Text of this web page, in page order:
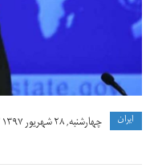
ايران چهارشنبه, ۲۸ شهریور ۱۳۹۷ ۱۸:۲۳